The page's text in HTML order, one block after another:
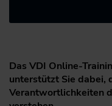
Das VDI Online-
unterstützt Sie dabei,
Verantwortlichkeiten